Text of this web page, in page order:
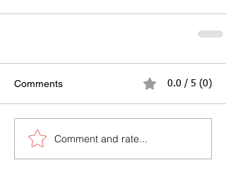
Comments 0.0 / 5 (0)
Comment and rate...